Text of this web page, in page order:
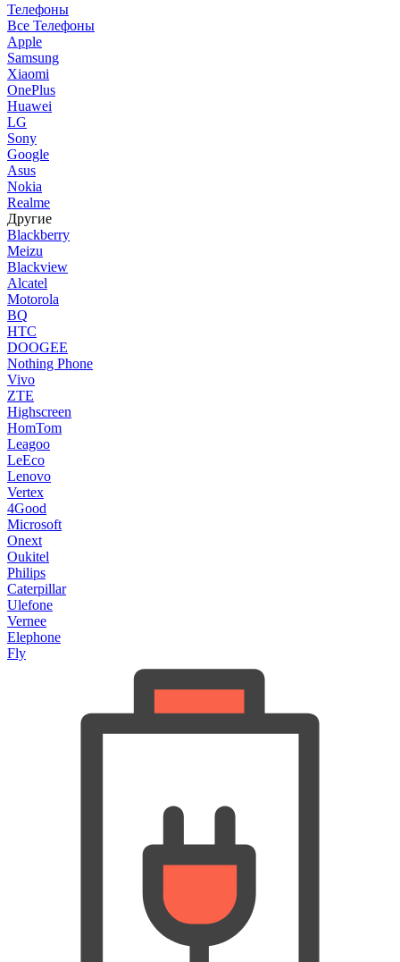
Телефоны
Все Телефоны
Apple
Samsung
Xiaomi
OnePlus
Huawei
LG
Sony
Google
Asus
Nokia
Realme
Другие
Blackberry
Meizu
Blackview
Alcatel
Motorola
BQ
HTC
DOOGEE
Nothing Phone
Vivo
ZTE
Highscreen
HomTom
Leagoo
LeEco
Lenovo
Vertex
4Good
Microsoft
Onext
Oukitel
Philips
Caterpillar
Ulefone
Vernee
Elephone
Fly